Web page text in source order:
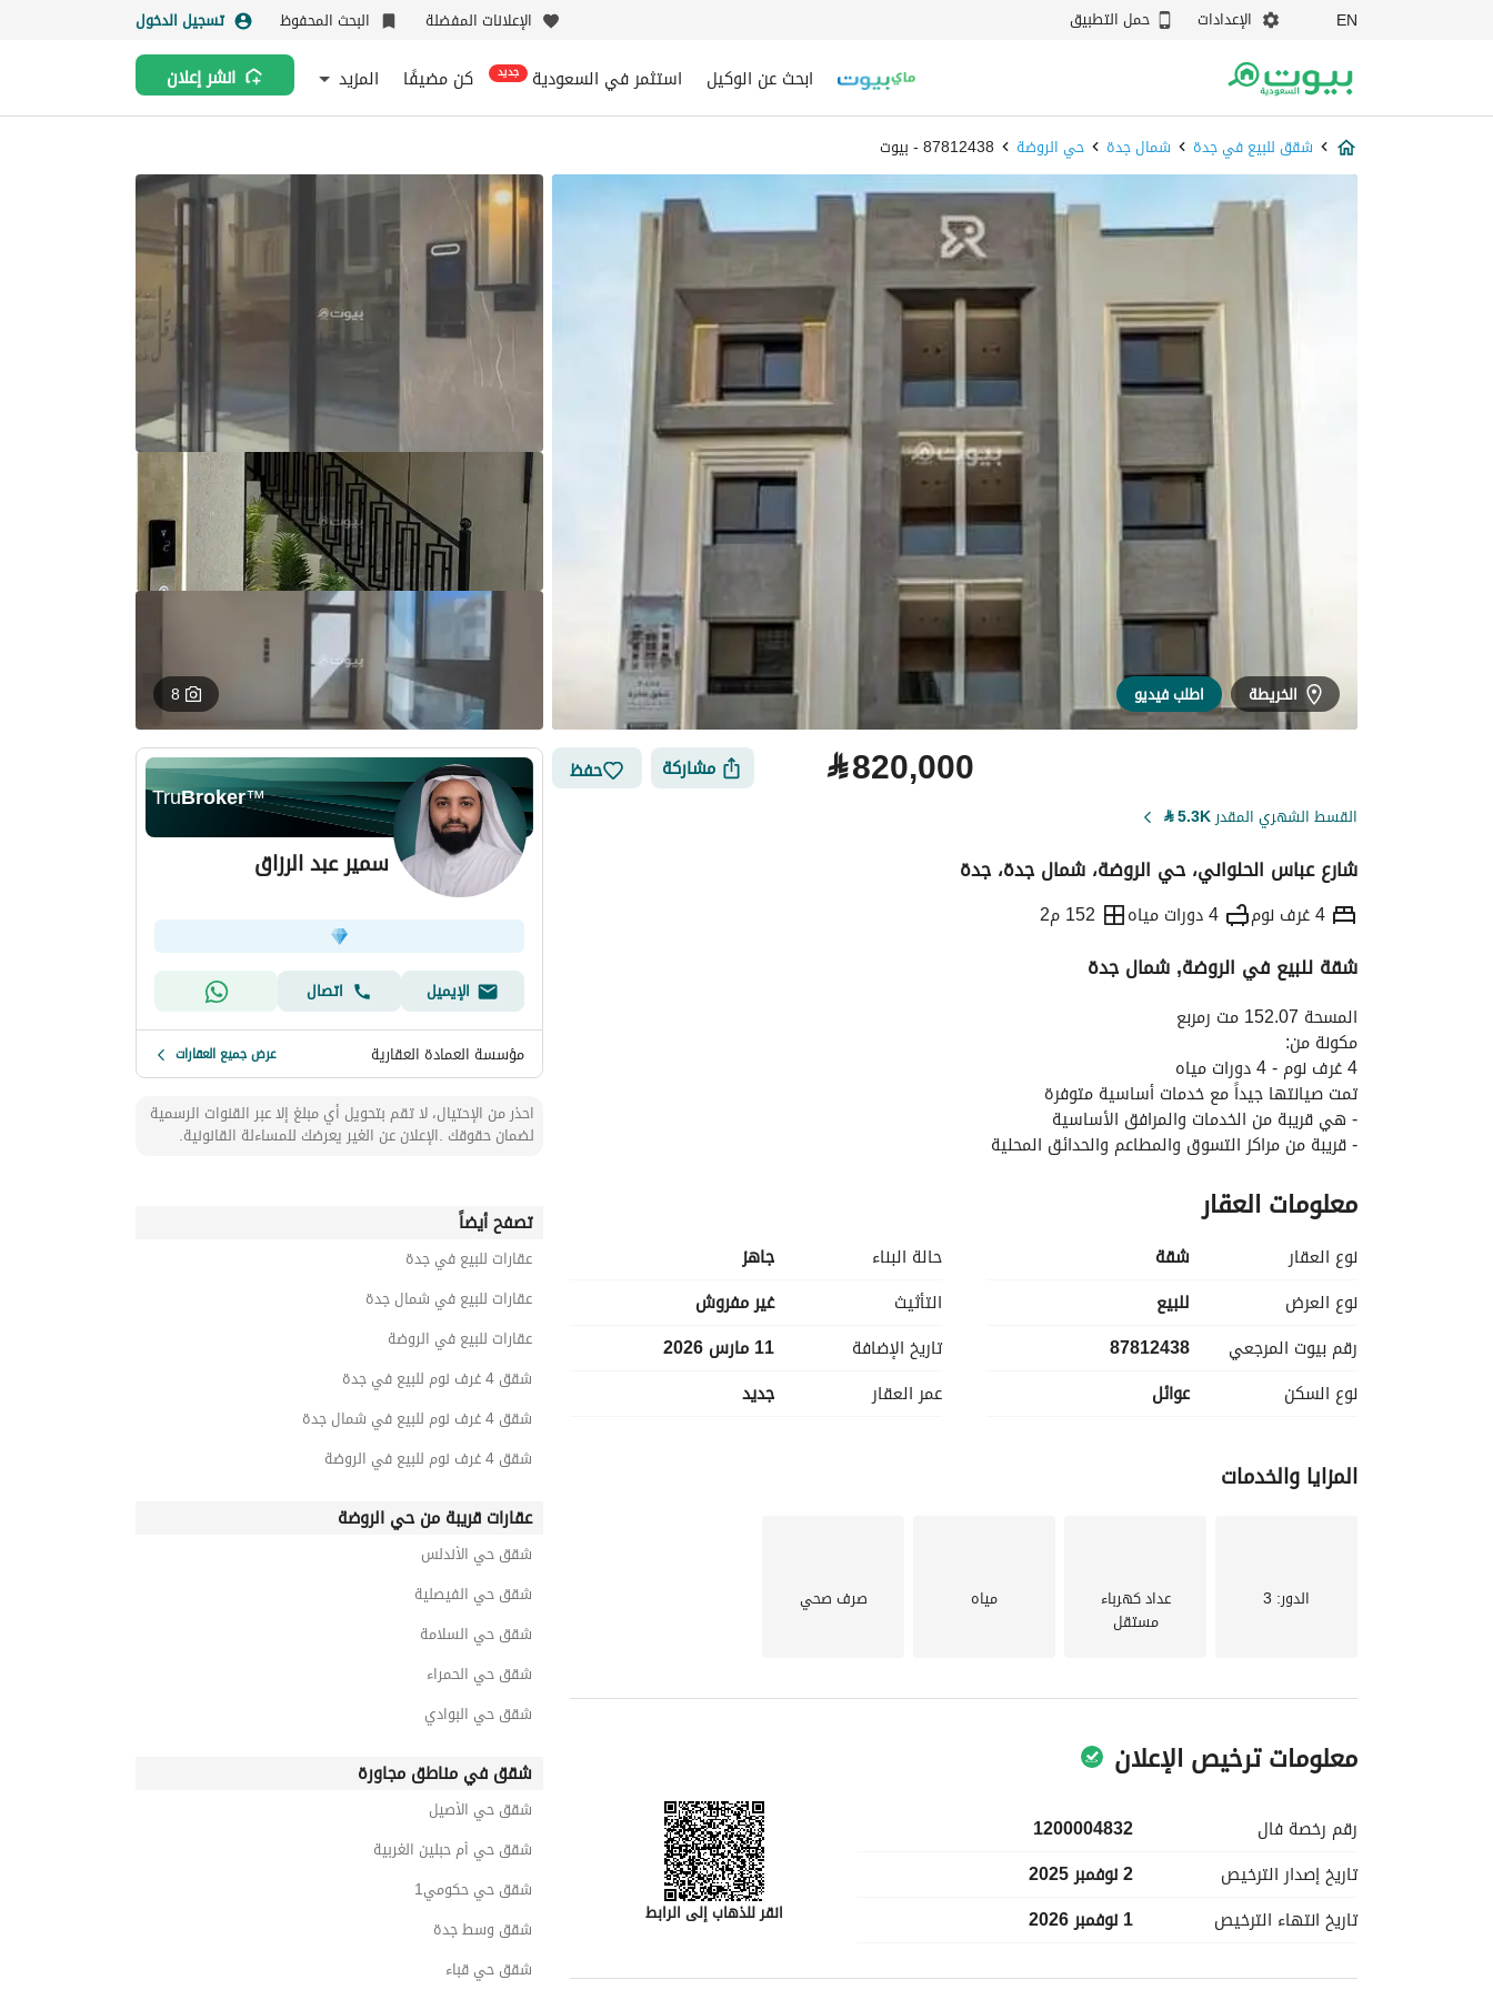
EN الإعدادات حمل التطبيق الإعلانات المفضلة البحث المحفوظ تسجيل الدخول
ابحث عن الوكيل استثمر في السعودية جديد كن مضيفًا المزيد انشر إعلان
شقق للبيع في جدة شمال جدة حي الروضة 87812438 - بيوت
الخريطة اطلب فيديو 8
⃁820,000 مشاركة حفظ
القسط الشهري المقدر5.3K
⃁
شارع عباس الحلواني، حي الروضة، شمال جدة، جدة
4 غرف نوم 4 دورات مياه 152 م2
التفاصيل
شقة للبيع في الروضة, شمال جدة
المسحة 152.07 مت رمربع
مكونة من:
4 غرف نوم - 4 دورات مياه
تمت صيانتها جيداً مع خدمات أساسية متوفرة
- هي قريبة من الخدمات والمرافق الأساسية
- قريبة من مراكز التسوق والمطاعم والحدائق المحلية
معلومات العقار
نوع العقار
شقة
نوع العرض
للبيع
رقم بيوت المرجعي
87812438
نوع السكن
عوائل
حالة البناء
جاهز
التأثيث
غير مفروش
تاريخ الإضافة
11 مارس 2026
عمر العقار
جديد
المزايا والخدمات
الدور: 3 عداد كهرباء
مستقل
مياه صرف صحي
معلومات ترخيص الإعلان
رقم رخصة فال
1200004832
تاريخ إصدار الترخيص
2 نوفمبر 2025
تاريخ انتهاء الترخيص 1 نوفمبر 2026 انقر للذهاب إلى الرابط
TruBroker™
سمير عبد الرزاق
الإيميل اتصال
مؤسسة العمادة العقارية عرض جميع العقارات
احذر من الإحتيال، لا تقم بتحويل أي مبلغ إلا عبر القنوات الرسمية
لضمان حقوقك .الإعلان عن الغير يعرضك للمساءلة القانونية.
تصفح أيضاً
عقارات للبيع في جدة
عقارات للبيع في شمال جدة
عقارات للبيع في الروضة
شقق 4 غرف نوم للبيع في جدة
شقق 4 غرف نوم للبيع في شمال جدة
شقق 4 غرف نوم للبيع في الروضة
عقارات قريبة من حي الروضة
شقق حي الأندلس
شقق حي الفيصلية
شقق حي السلامة
شقق حي الحمراء
شقق حي البوادي
شقق في مناطق مجاورة
شقق حي الأصيل
شقق حي أم حبلين الغربية
شقق حي حكومي1
شقق وسط جدة
شقق حي قباء